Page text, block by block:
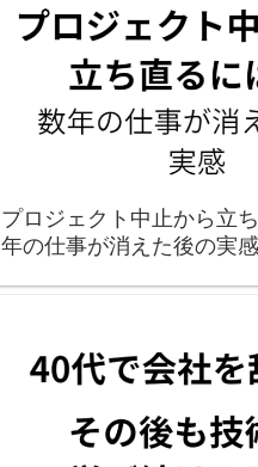
プロジェクト中止から立
年の仕事が消えた後の実感